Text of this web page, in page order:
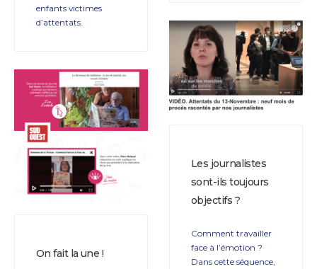
enfants victimes
d’attentats.
Les journalistes
sont-ils toujours
objectifs ?
Comment travailler
face à l’émotion ?
Dans cette séquence,
On fait la une !